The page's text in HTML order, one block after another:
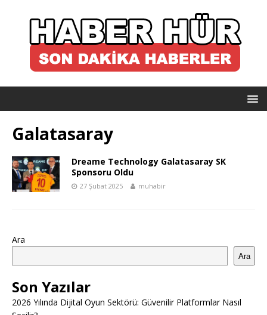
Galatasaray
Dreame Technology Galatasaray SK
Sponsoru Oldu
27 Şubat 2025 muhabir
Ara
Ara
Son Yazılar
2026 Yılında Dijital Oyun Sektörü: Güvenilir Platformlar Nasıl